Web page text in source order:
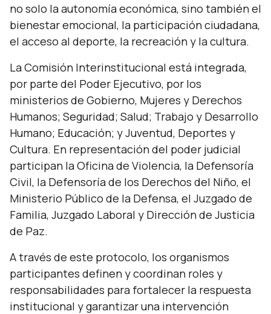
no solo la autonomía económica, sino también el
bienestar emocional, la participación ciudadana,
el acceso al deporte, la recreación y la cultura.
La Comisión Interinstitucional está integrada,
por parte del Poder Ejecutivo, por los
ministerios de Gobierno, Mujeres y Derechos
Humanos; Seguridad; Salud; Trabajo y Desarrollo
Humano; Educación; y Juventud, Deportes y
Cultura. En representación del poder judicial
participan la Oficina de Violencia, la Defensoría
Civil, la Defensoría de los Derechos del Niño, el
Ministerio Público de la Defensa, el Juzgado de
Familia, Juzgado Laboral y Dirección de Justicia
de Paz.
A través de este protocolo, los organismos
participantes definen y coordinan roles y
responsabilidades para fortalecer la respuesta
institucional y garantizar una intervención